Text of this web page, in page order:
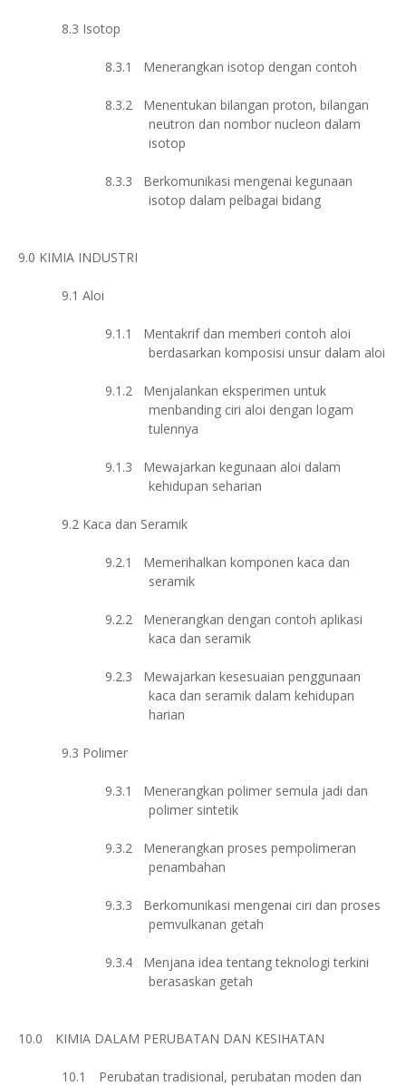
8.3 Isotop
8.3.1 Menerangkan isotop dengan contoh
8.3.2
Menentukan bilangan proton, bilangan
neutron dan nombor nucleon dalam
isotop
8.3.3
Berkomunikasi mengenai kegunaan
isotop dalam pelbagai bidang
9.0 KIMIA INDUSTRI
9.1 Aloi
9.1.1
Mentakrif dan memberi contoh aloi
berdasarkan komposisi unsur dalam aloi
9.1.2
Menjalankan eksperimen untuk
menbanding ciri aloi dengan logam
tulennya
9.1.3
Mewajarkan kegunaan aloi dalam
kehidupan seharian
9.2 Kaca dan Seramik
9.2.1
Memerihalkan komponen kaca dan
seramik
9.2.2
Menerangkan dengan contoh aplikasi
kaca dan seramik
9.2.3
Mewajarkan kesesuaian penggunaan
kaca dan seramik dalam kehidupan
harian
9.3 Polimer
9.3.1
Menerangkan polimer semula jadi dan
polimer sintetik
9.3.2
Menerangkan proses pempolimeran
penambahan
9.3.3
Berkomunikasi mengenai ciri dan proses
pemvulkanan getah
9.3.4
Menjana idea tentang teknologi terkini
berasaskan getah
10.0 KIMIA DALAM PERUBATAN DAN KESIHATAN
10.1
Perubatan tradisional, perubatan moden dan